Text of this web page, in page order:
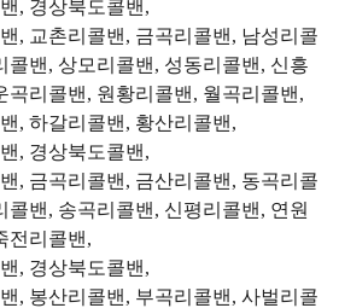
, 경상북도콜밴,
, 교촌리콜밴, 금곡리콜밴, 남성리콜
콜밴, 상모리콜밴, 성동리콜밴, 신흥
곡리콜밴, 원황리콜밴, 월곡리콜밴,
, 하갈리콜밴, 황산리콜밴,
, 경상북도콜밴,
, 금곡리콜밴, 금산리콜밴, 동곡리콜
콜밴, 송곡리콜밴, 신평리콜밴, 연원
전리콜밴,
, 경상북도콜밴,
, 봉산리콜밴, 부곡리콜밴, 사벌리콜